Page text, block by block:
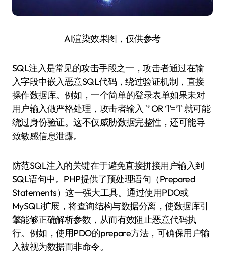
AI渲染效果图，仅供参考
SQL注入是常见的攻击手段之一，攻击者通过在输
入字段中嵌入恶意SQL代码，绕过验证机制，直接
操作数据库。例如，一个简单的登录表单如果未对
用户输入做严格处理，攻击者输入 `’ OR ‘1’=’1` 就可能
绕过身份验证。这不仅威胁数据完整性，还可能导
致敏感信息泄露。
防范SQL注入的关键在于避免直接拼接用户输入到
SQL语句中。PHP提供了预处理语句（Prepared
Statements）这一强大工具。通过使用PDO或
MySQLi扩展，将查询结构与数据分离，使数据库引
擎能够正确解析参数，从而有效阻止恶意代码执
行。例如，使用PDO的prepare方法，可确保用户输
入被视为数据而非命令。